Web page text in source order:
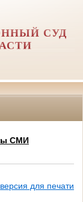
СУД
СМИ
версия для печати